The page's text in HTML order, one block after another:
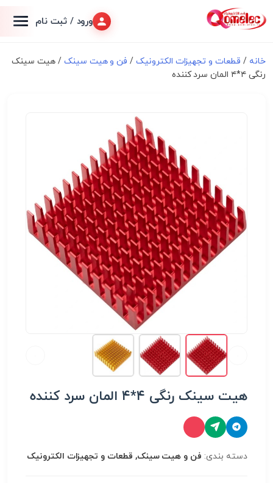
ورود / ثبت نام
خانه / قطعات و تجهیزات الکترونیک/ فن و هیت سینک / هیت سینک
رنگی ۴*۴ المان سرد کننده
هیت سینک رنگی ۴*۴ المان سرد کننده
دسته بندی: فن و هیت سینک, قطعات و تجهیزات الکترونیک